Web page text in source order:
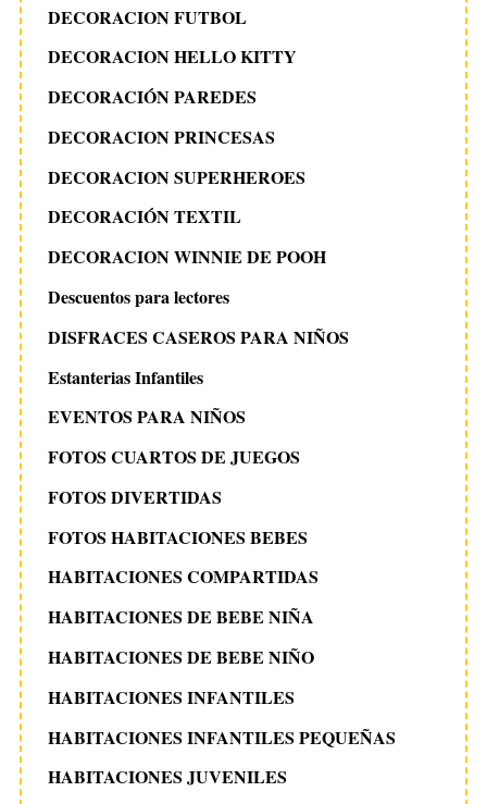
DECORACION FUTBOL
DECORACION HELLO KITTY
DECORACIÓN PAREDES
DECORACION PRINCESAS
DECORACION SUPERHEROES
DECORACIÓN TEXTIL
DECORACION WINNIE DE POOH
Descuentos para lectores
DISFRACES CASEROS PARA NIÑOS
Estanterias Infantiles
EVENTOS PARA NIÑOS
FOTOS CUARTOS DE JUEGOS
FOTOS DIVERTIDAS
FOTOS HABITACIONES BEBES
HABITACIONES COMPARTIDAS
HABITACIONES DE BEBE NIÑA
HABITACIONES DE BEBE NIÑO
HABITACIONES INFANTILES
HABITACIONES INFANTILES PEQUEÑAS
HABITACIONES JUVENILES